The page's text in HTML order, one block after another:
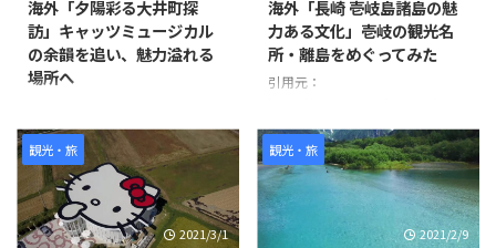
海外「夕陽彩る大井町探
訪」キャッツミュージカル
の余韻を追い、魅力溢れる
場所へ
ージカルを見に来た際にこの場所
を発見し、夕陽が美しくなる時間
帯に撮影を始めました。 ビデオ
の中ではJR大井町駅東口から始
まり、キャッツシアターやお洒落
な飲食店街、住宅地、商店街など
海外「長崎 壱岐島諸島の魅
力ある文化」壱岐の観光名
所・離島をめぐってみた
引用元：
h?v=oXvKV3g77Yk 世界の反応
観光・旅
2021/3/1
観光・旅
2021/2/9